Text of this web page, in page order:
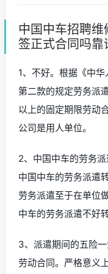
中国中车招聘
签正式合同吗靠
1、不好。根据《中
第二款的规定劳务派
以上的固定期限劳动
公司是用人单位。
2、中国中车的劳务派
中国中车的劳务派遣
劳务派遣至于在单位
中车的劳务派遣不好转
3、派遣期间的五险
劳动合同。严格意义